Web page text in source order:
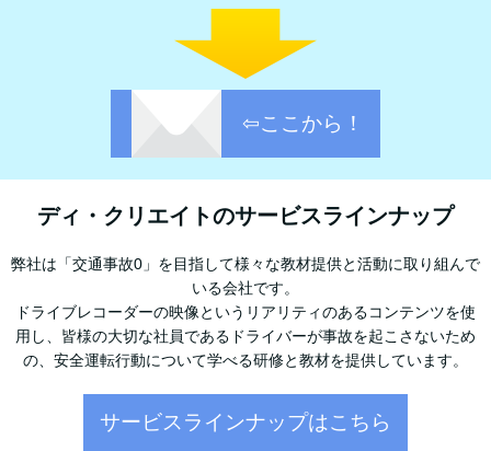
⇦ここから！
ディ・クリエイトのサービスラインナップ
弊社は「交通事故0」を目指して様々な教材提供と活動に取り組んで
いる会社です。
ドライブレコーダーの映像というリアリティのあるコンテンツを使
用し、皆様の大切な社員であるドライバーが事故を起こさないため
の、安全運転行動について学べる研修と教材を提供しています。
サービスラインナップはこちら